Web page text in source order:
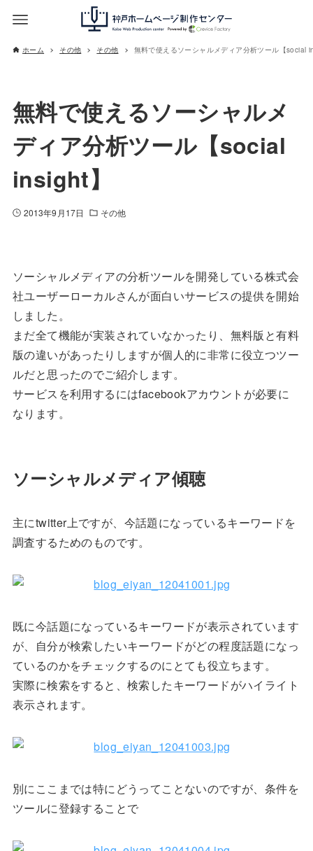
ホーム その他 その他 無料で使えるソーシャルメディア分析ツール【social
無料で使えるソーシャルメ
ディア分析ツール【social
insight】
2013年9月17日 その他
ソーシャルメディアの分析ツールを開発している株式会
社ユーザーローカルさんが面白いサービスの提供を開始
しました。
まだ全て機能が実装されていなかったり、無料版と有料
版の違いがあったりしますが個人的に非常に役立つツー
ルだと思ったのでご紹介します。
サービスを利用するにはfacebookアカウントが必要に
なります。
ソーシャルメディア傾聴
主にtwitter上ですが、今話題になっているキーワードを
調査するためのものです。
既に今話題になっているキーワードが表示されています
が、自分が検索したいキーワードがどの程度話題になっ
ているのかをチェックするのにとても役立ちます。
実際に検索をすると、検索したキーワードがハイライト
表示されます。
別にここまでは特にどうってことないのですが、条件を
ツールに登録することで